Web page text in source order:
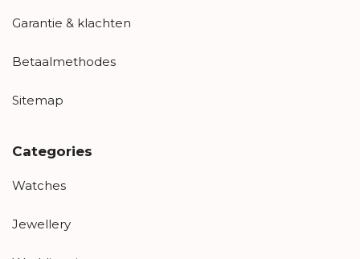
Garantie & klachten
Betaalmethodes
Sitemap
Categories
Watches
Jewellery